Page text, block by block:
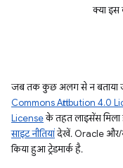
क्या इस
जब तक कुछ अलग से न बताया
Commons Attribution 4.0
Licenseके तहत लाइसेंस मिला
साइट नीतियांदेखें. Oracle और/
किया हुआ ट्रेडमार्क है.